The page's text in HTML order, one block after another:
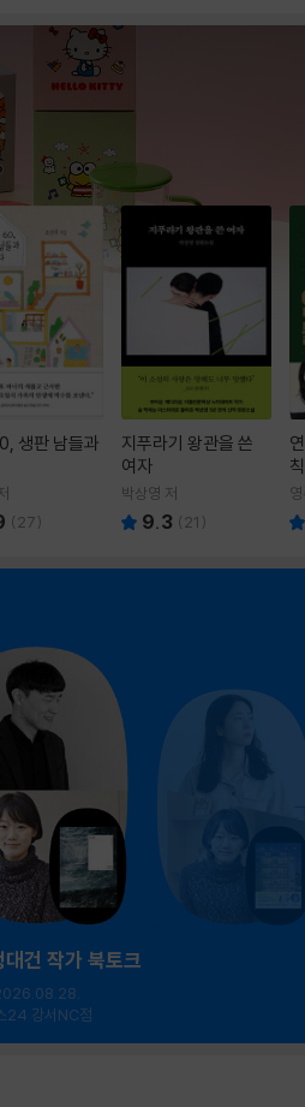
생판 남들과
( 27)
지푸라기 왕관을 쓴
여자
박상영 저
9.3 ( 21 )
칙
대건 작가 북토크
24 강서NC점